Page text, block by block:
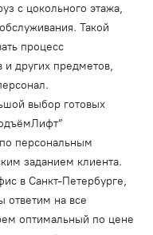
с цокольного этажа,
Такой
процесс
и других предметов,
выбор готовых
персональным
заданием клиента.
в Санкт-Петербурге,
ответим на все
оптимальный по цене